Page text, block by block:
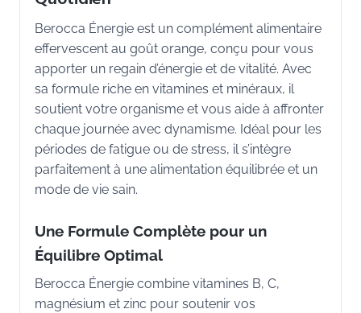
Berocca Énergie est un complément alimentaire
effervescent au goût orange, conçu pour vous
apporter un regain d’énergie et de vitalité. Avec
sa formule riche en vitamines et minéraux, il
soutient votre organisme et vous aide à affronter
chaque journée avec dynamisme. Idéal pour les
périodes de fatigue ou de stress, il s’intègre
parfaitement à une alimentation équilibrée et un
mode de vie sain.
Une Formule Complète pour un
Équilibre Optimal
Berocca Énergie combine vitamines B, C,
magnésium et zinc pour soutenir vos